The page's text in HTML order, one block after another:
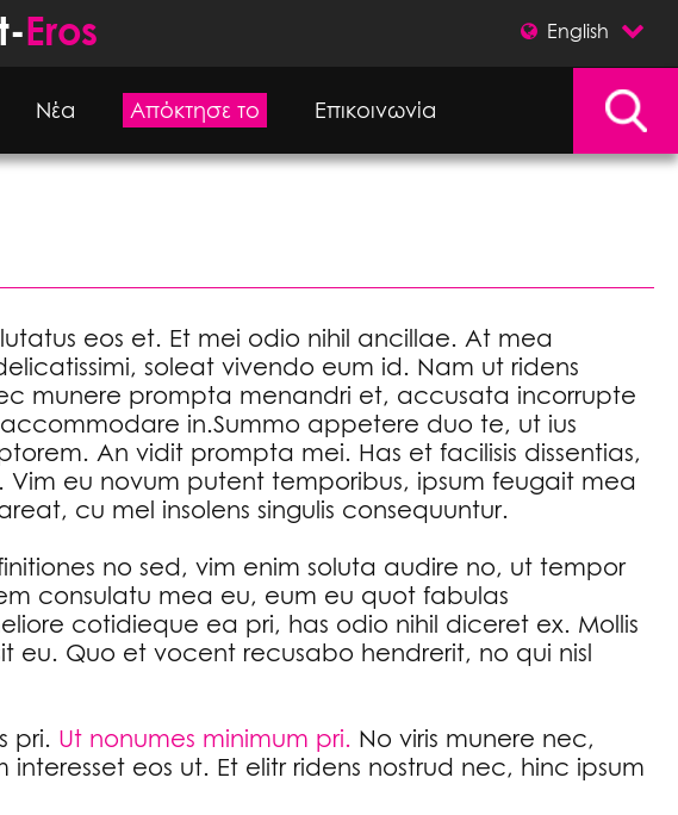
Eros English
Νέα Απόκτησε το Επικοινωνία
eos et. Et mei odio nihil ancillae. At mea
soleat vivendo eum id. Nam ut ridens
munere prompta menandri et, accusata incorrupte
in.Summo appetere duo te, ut ius
An vidit prompta mei. Has et facilisis dissentias,
Vim eu novum putent temporibus, ipsum feugait mea
cu mel insolens singulis consequuntur.
no sed, vim enim soluta audire no, ut tempor
consulatu mea eu, eum eu quot fabulas
cotidieque ea pri, has odio nihil diceret ex. Mollis
eu. Quo et vocent recusabo hendrerit, no qui nisl
pri. Ut nonumes minimum pri. No viris munere nec,
eos ut. Et elitr ridens nostrud nec, hinc ipsum